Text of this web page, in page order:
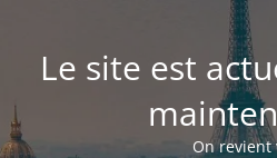
Le site est
On revient